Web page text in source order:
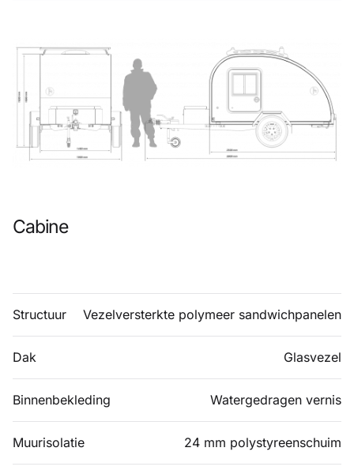
Cabine
Structuur Vezelversterkte polymeer sandwichpanelen
Dak Glasvezel
Binnenbekleding Watergedragen vernis
Muurisolatie 24 mm polystyreenschuim